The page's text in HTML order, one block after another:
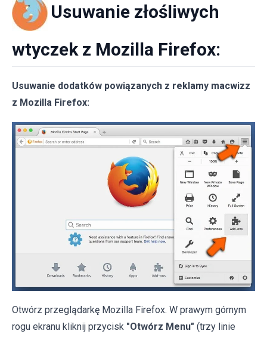
Usuwanie złośliwych
wtyczek z Mozilla Firefox:
Usuwanie dodatków powiązanych z reklamy macwizz
z Mozilla Firefox:
Otwórz przeglądarkę Mozilla Firefox. W prawym górnym
rogu ekranu kliknij przycisk "Otwórz Menu" (trzy linie